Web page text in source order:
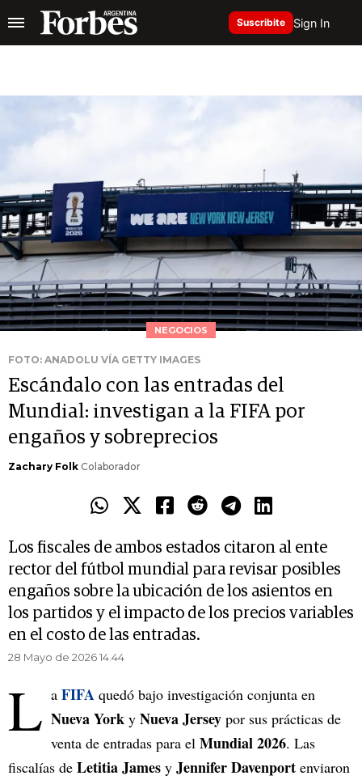
Suscribite Sign In
NEGOCIOS
FOTO: ANADOLU VÍA GETTY IMAGES
Escándalo con las entradas del
Mundial: investigan a la FIFA por
engaños y sobreprecios
Zachary Folk Colaborador
Los fiscales de ambos estados citaron al ente
rector del fútbol mundial para revisar posibles
engaños sobre la ubicación de los asientos en
los partidos y el impacto de los precios variables
en el costo de las entradas.
28 Mayo de 2026 14.44
L a FIFA quedó bajo investigación conjunta en
Nueva York y Nueva Jersey por sus prácticas de
venta de entradas para el Mundial 2026. Las
fiscalías de Letitia James y Jennifer Davenport enviaron